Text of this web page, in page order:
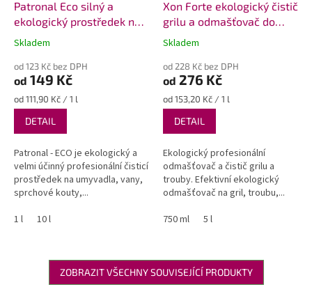
Patronal Eco silný a
ekologický prostředek na
vodní kámen v koupelně a
Průměrné
produktu
je
4,9
z
hvězdiček.
Skladem
od 123 Kč bez DPH
od 149 Kč
Měrná
cena:
od 111,90 Kč / 1 l
DETAIL
Patronal - ECO je ekologický a
velmi účinný profesionální čisticí
prostředek na umyvadla, vany,
sprchové kouty,...
1 l
10 l
Xon Forte ekologický čistič
grilu a odmašťovač do
kuchyně
Průměrné
produktu
je
5,0
z
hvězdiček.
Skladem
od 228 Kč bez DPH
od 276 Kč
Měrná
cena:
od 153,20 Kč / 1 l
DETAIL
Ekologický profesionální
odmašťovač a čistič grilu a
trouby. Efektivní ekologický
odmašťovač na gril, troubu,...
750 ml
5 l
ZOBRAZIT VŠECHNY SOUVISEJÍCÍ PRODUKTY